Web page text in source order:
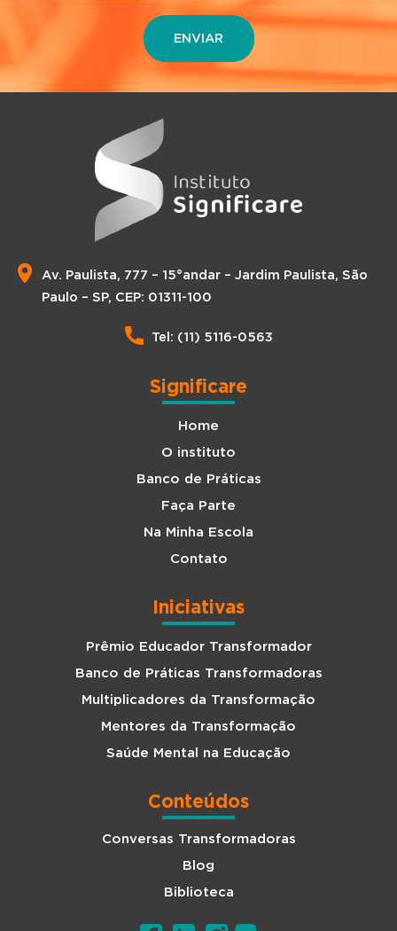
Av. Paulista, 777 – 15°andar – Jardim Paulista, São
Paulo – SP, CEP: 01311-100
Tel: (11) 5116-0563
Significare
Home
O instituto
Banco de Práticas
Faça Parte
Na Minha Escola
Contato
Iniciativas
Prêmio Educador Transformador
Banco de Práticas Transformadoras
Multiplicadores da Transformação
Mentores da Transformação
Saúde Mental na Educação
Conteúdos
Conversas Transformadoras
Blog
Biblioteca